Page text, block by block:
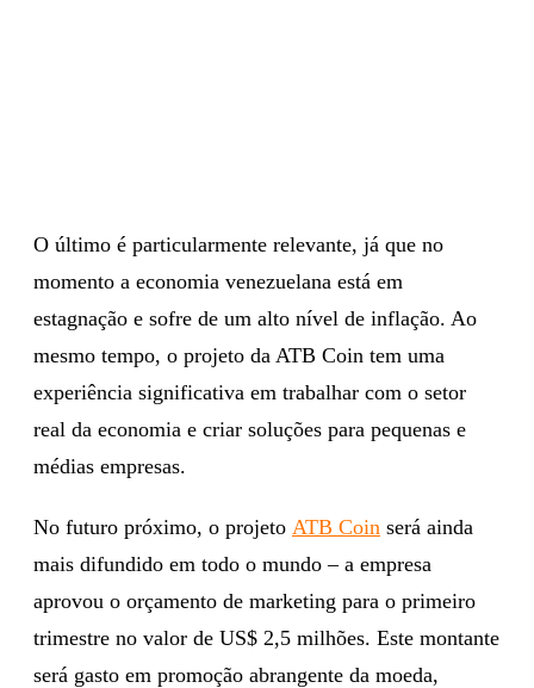
O último é particularmente relevante, já que no
momento a economia venezuelana está em
estagnação e sofre de um alto nível de inflação. Ao
mesmo tempo, o projeto da ATB Coin tem uma
experiência significativa em trabalhar com o setor
real da economia e criar soluções para pequenas e
médias empresas.
No futuro próximo, o projeto ATB Coin será ainda
mais difundido em todo o mundo – a empresa
aprovou o orçamento de marketing para o primeiro
trimestre no valor de US$ 2,5 milhões. Este montante
será gasto em promoção abrangente da moeda,